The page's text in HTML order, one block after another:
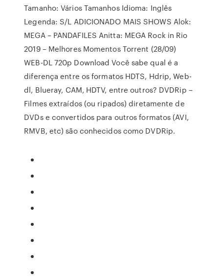
Tamanho: Vários Tamanhos Idioma: Inglês
Legenda: S/L ADICIONADO MAIS SHOWS Alok:
MEGA – PANDAFILES Anitta: MEGA Rock in Rio
2019 – Melhores Momentos Torrent (28/09)
WEB-DL 720p Download Você sabe qual é a
diferença entre os formatos HDTS, Hdrip, Web-
dl, Blueray, CAM, HDTV, entre outros? DVDRip –
Filmes extraídos (ou ripados) diretamente de
DVDs e convertidos para outros formatos (AVI,
RMVB, etc) são conhecidos como DVDRip.